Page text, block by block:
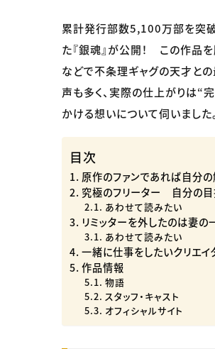
累計発行部数5,100万部を突
た『銀魂』が公開！ この作品
などで不条理ギャグの天才と
声も多く、実際の仕上がりは“
かける想いについて伺いました。
目次
原作のファンであれば自分
究極のフリーター 自分の目
あわせて読みたい
リミッターを外したのは妻の
あわせて読みたい
一緒に仕事をしたいクリエイ
作品情報
物語
スタッフ・キャスト
オフィシャルサイト